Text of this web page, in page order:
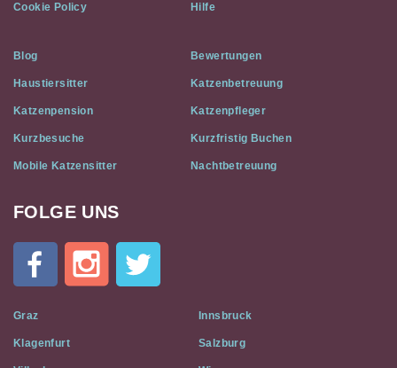
Cookie Policy Hilfe
Blog Bewertungen
Haustiersitter Katzenbetreuung
Katzenpension Katzenpfleger
Kurzbesuche Kurzfristig Buchen
Mobile Katzensitter Nachtbetreuung
Cat
Flat
Social
Media
FOLGE UNS
Graz Innsbruck
Klagenfurt Salzburg